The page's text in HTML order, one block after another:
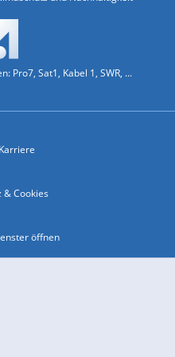
Pro7, Sat1, Kabel 1, SWR, ...
& Cookies
öffnen